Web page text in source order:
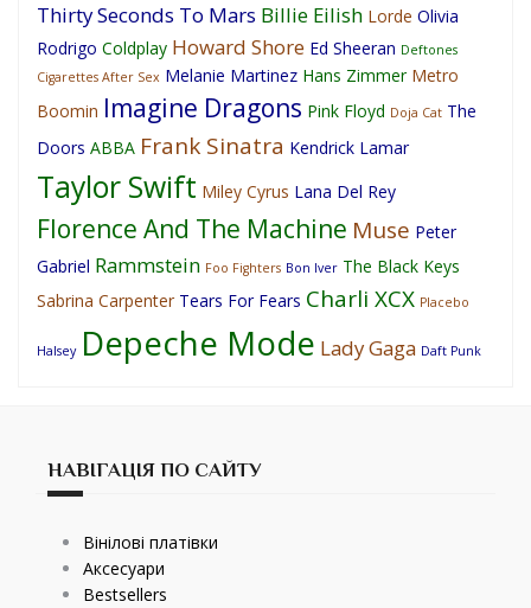
Thirty Seconds To Mars Billie Eilish Lorde Olivia
Rodrigo Coldplay Howard Shore Ed Sheeran Deftones
Cigarettes After Sex Melanie Martinez Hans Zimmer Metro
Boomin Imagine Dragons Pink Floyd Doja Cat The
Doors ABBA Frank Sinatra Kendrick Lamar
Taylor Swift Miley Cyrus Lana Del Rey
Florence And The Machine Muse Peter
Gabriel Rammstein Foo Fighters Bon Iver The Black Keys
Sabrina Carpenter Tears For Fears Charli XCX Placebo
Halsey Depeche Mode Lady Gaga Daft Punk
НАВІГАЦІЯ ПО САЙТУ
Вінілові платівки
Аксесуари
Bestsellers